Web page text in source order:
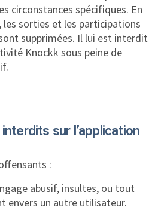
circonstances spécifiques. En
les sorties et les participations
supprimées. Il lui est interdit
Knockk sous peine de
sur l’application
:
abusif, insultes, ou tout
envers un autre utilisateur.